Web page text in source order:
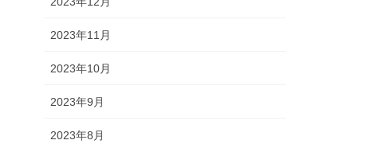
2023年11月
2023年10月
2023年9月
2023年8月